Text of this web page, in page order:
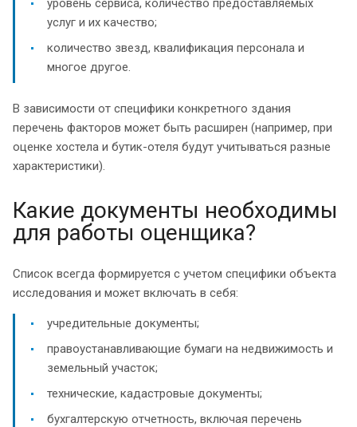
уровень сервиса, количество предоставляемых
услуг и их качество;
количество звезд, квалификация персонала и
многое другое.
В зависимости от специфики конкретного здания
перечень факторов может быть расширен (например, при
оценке хостела и бутик-отеля будут учитываться разные
характеристики).
Какие документы необходимы
для работы оценщика?
Список всегда формируется с учетом специфики объекта
исследования и может включать в себя:
учредительные документы;
правоустанавливающие бумаги на недвижимость и
земельный участок;
технические, кадастровые документы;
бухгалтерскую отчетность, включая перечень